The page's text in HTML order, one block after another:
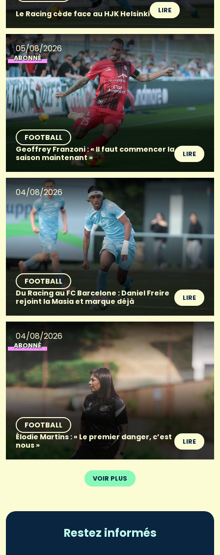
Le Racing cède face au HJK Helsinki
LIRE
05/08/2026
ABONNÉ
FOOTBALL
Geoffrey Franzoni : « Il faut commencer la
saison maintenant »
LIRE
04/08/2026
FOOTBALL
Du Racing au FC Barcelone : Daniel Freire
rejoint la Masia et marque déjà
LIRE
04/08/2026
ABONNÉ
FOOTBALL
Élodie Martins : « Le premier danger, c’est
nous »
LIRE
VOIR PLUS
Restez informés